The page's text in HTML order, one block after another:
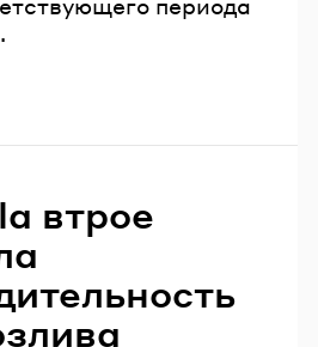
периода
втрое